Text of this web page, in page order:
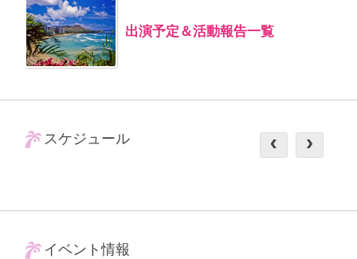
出演予定＆活動報告一覧
スケジュール
イベント情報